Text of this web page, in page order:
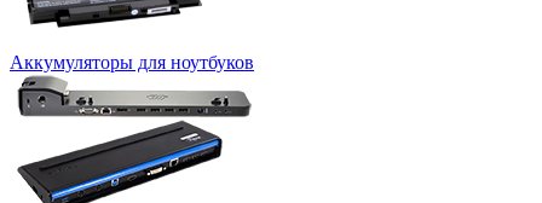
Аккумуляторы для ноутбуков